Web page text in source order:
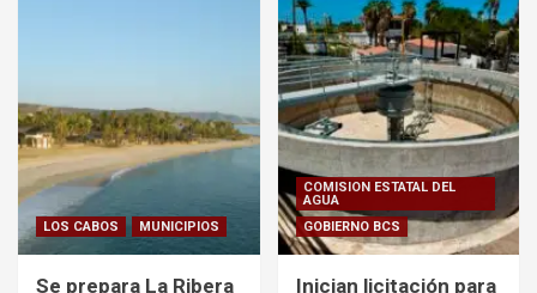
LOS CABOS MUNICIPIOS
Se prepara La Ribera
COMISION ESTATAL DEL
AGUA
GOBIERNO BCS
Inician licitación para